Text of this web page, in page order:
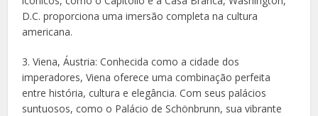
D.C. proporciona uma imersão completa na cultura
americana.
3. Viena, Áustria: Conhecida como a cidade dos
imperadores, Viena oferece uma combinação perfeita
entre história, cultura e elegância. Com seus palácios
suntuosos, como o Palácio de Schönbrunn, sua vibrante